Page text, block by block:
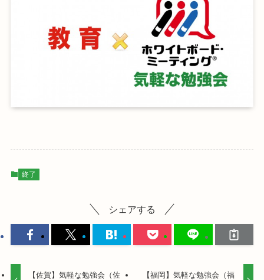
終了
シェアする
【佐賀】気軽な勉強会（佐
【福岡】気軽な勉強会（福